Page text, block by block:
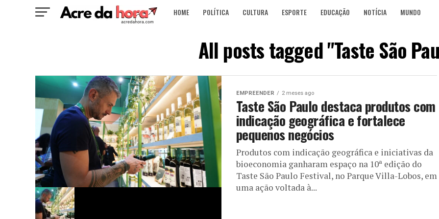
HOME POLÍTICA CULTURA ESPORTE EDUCAÇÃO NOTÍCIA MUNDO
All posts tagged "Taste São
EMPREENDER 2 meses ago
Taste São Paulo destaca produtos com
indicação geográfica e fortalece
pequenos negócios
Produtos com indicação geográfica e iniciativas da
bioeconomia ganharam espaço na 10ª edição do
Taste São Paulo Festival, no Parque Villa-Lobos, em
uma ação voltada à...